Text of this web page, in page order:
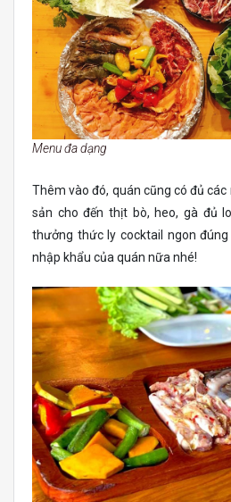
Menu đa dạng
Thêm vào đó, quán cũng có đủ
sản cho đến thịt bò, heo, gà đủ
thưởng thức ly cocktail ngon
nhập khẩu của quán nữa nhé!